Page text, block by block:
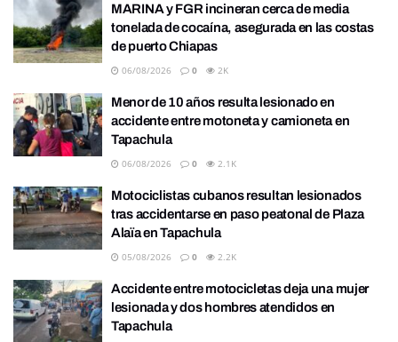
MARINA y FGR incineran cerca de media
tonelada de cocaína, asegurada en las costas
de puerto Chiapas
06/08/2026 0 2K
Menor de 10 años resulta lesionado en
accidente entre motoneta y camioneta en
Tapachula
06/08/2026 0 2.1K
Motociclistas cubanos resultan lesionados
tras accidentarse en paso peatonal de Plaza
Alaïa en Tapachula
05/08/2026 0 2.2K
Accidente entre motocicletas deja una mujer
lesionada y dos hombres atendidos en
Tapachula